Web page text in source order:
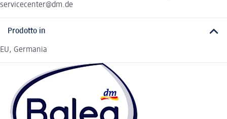
servicecenter@dm.de
Prodotto in
EU, Germania